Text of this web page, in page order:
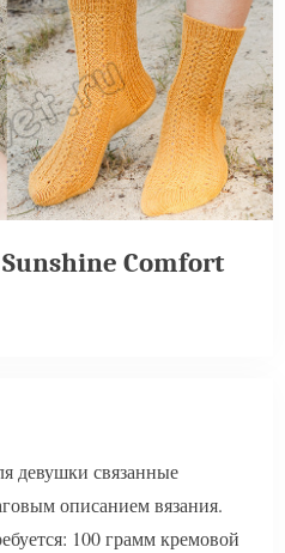
Comfort
девушки связанные
описанием вязания.
100 грамм кремовой